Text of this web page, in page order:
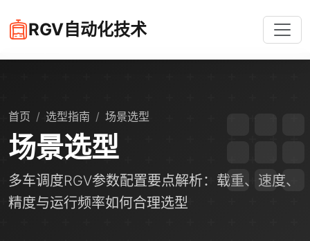
RGV自动化技术
首页 选型指南 场景选型
场景选型
多车调度RGV参数配置要点解析：载重、速度、
精度与运行频率如何合理选型